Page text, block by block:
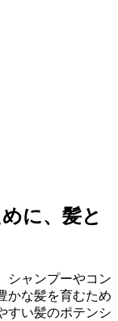
に、髪と
シャンプーやコン
かな髪を育むため
すい髪のポテンシ